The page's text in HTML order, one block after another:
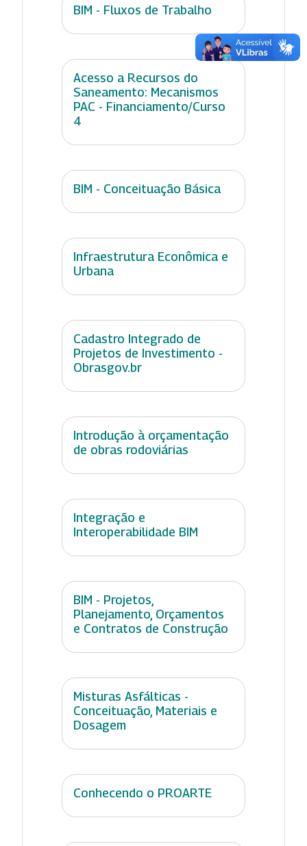
BIM - Fluxos de Trabalho
Acesso a Recursos do
Saneamento: Mecanismos
PAC - Financiamento/Curso
4
BIM - Conceituação Básica
Infraestrutura Econômica e
Urbana
Cadastro Integrado de
Projetos de Investimento -
Obrasgov.br
Introdução à orçamentação
de obras rodoviárias
Integração e
Interoperabilidade BIM
BIM - Projetos,
Planejamento, Orçamentos
e Contratos de Construção
Misturas Asfálticas -
Conceituação, Materiais e
Dosagem
Conhecendo o PROARTE